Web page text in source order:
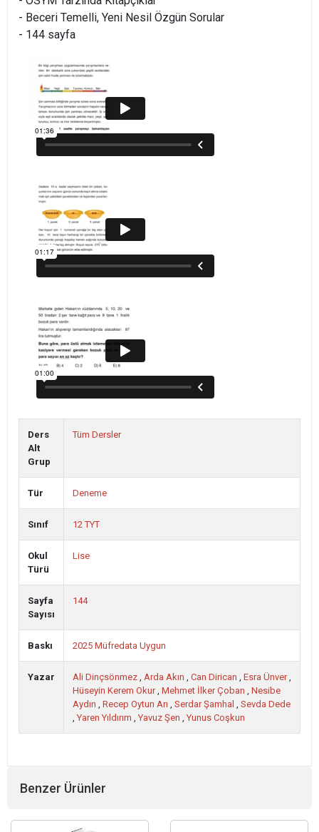
- Beceri Temelli, Yeni Nesil Özgün Sorular
- 144 sayfa
Ders
Alt
Grup
Tüm Dersler
Tür Deneme
Sınıf 12 TYT
Okul
Türü
Lise
Sayfa
Sayısı
144
Baskı 2025 Müfredata Uygun
Yazar Ali Dinçsönmez , Arda Akın , Can Dirican , Esra Ünver,
Hüseyin Kerem Okur, Mehmet İlker Çoban , Nesibe
Aydın , Recep Oytun Arı , Serdar Şamhal , Sevda Dede
, Yaren Yıldırım , Yavuz Şen , Yunus Coşkun
Benzer Ürünler